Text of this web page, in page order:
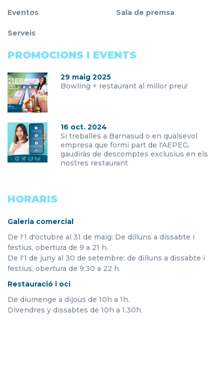
Eventos
Serveis
Sala de premsa
PROMOCIONS I EVENTS
29 maig 2025
Bowling + restaurant al millor preu!
16 oct. 2024
Si treballes a Barnasud o en qualsevol
empresa que formi part de l'AEPEG,
gaudiràs de descomptes exclusius en els
nostres restaurant
HORARIS
Galeria comercial
De l'1 d'octubre al 31 de maig: De dilluns a dissabte i
festius, obertura de 9 a 21 h.
De l'1 de juny al 30 de setembre: de dilluns a dissabte i
festius, obertura de 9:30 a 22 h.
Restauració i oci
De diumenge a dijous de 10h a 1h.
Divendres y dissabtes de 10h a 1.30h.